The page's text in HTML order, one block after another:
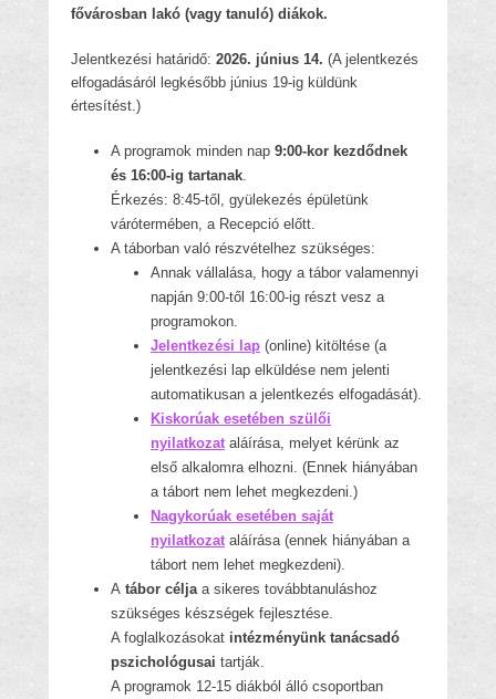
fővárosban lakó (vagy tanuló) diákok.
Jelentkezési határidő: 2026. június 14. (A jelentkezés
elfogadásáról legkésőbb június 19-ig küldünk
értesítést.)
A programok minden nap 9:00-kor kezdődnek
és 16:00-ig tartanak.
Érkezés: 8:45-től, gyülekezés épületünk
várótermében, a Recepció előtt.
A táborban való részvételhez szükséges:
Annak vállalása, hogy a tábor valamennyi
napján 9:00-től 16:00-ig részt vesz a
programokon.
Jelentkezési lap (online) kitöltése (a
jelentkezési lap elküldése nem jelenti
automatikusan a jelentkezés elfogadását).
Kiskorúak esetében szülői
nyilatkozataláírása, melyet kérünk az
első alkalomra elhozni. (Ennek hiányában
a tábort nem lehet megkezdeni.)
Nagykorúak esetében saját
nyilatkozataláírása (ennek hiányában a
tábort nem lehet megkezdeni).
A tábor céljaa sikeres továbbtanuláshoz
szükséges készségek fejlesztése.
A foglalkozásokat intézményünk tanácsadó
pszichológusai tartják.
A programok 12-15 diákból álló csoportban